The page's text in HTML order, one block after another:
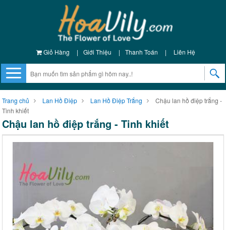
Giỏ Hàng | Giới Thiệu | Thanh Toán | Liên Hệ
Trang chủ Lan Hồ Điệp Lan Hồ Điệp Trắng
Chậu lan hồ điệp trắng -
Tinh khiết
Chậu lan hồ điệp trắng - Tinh khiết